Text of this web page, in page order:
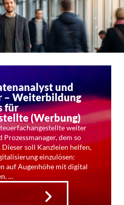
und
– Weiterbildung
für
(Werbung)
weiter
dem so
soll Kanzleien helfen,
einzulösen:
auf Augenhöhe mit digital
…